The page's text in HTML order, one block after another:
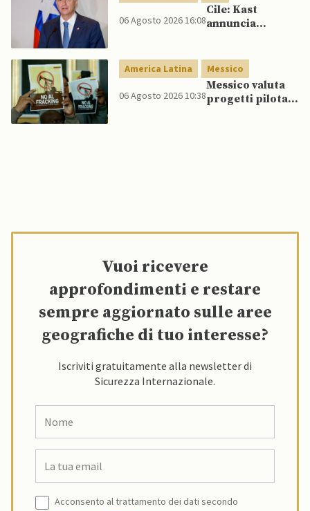
06 Agosto 2026 16:08
Cile: Kast
annuncia
per rafforzare la
sicurezza
America Latina Messico
06 Agosto 2026 10:38
Messico valuta
progetti pilota
Vuoi ricevere
approfondimenti e restare
sempre aggiornato sulle aree
geografiche di tuo interesse?
Iscriviti gratuitamente alla newsletter di
Sicurezza Internazionale.
Acconsento al trattamento dei dati secondo